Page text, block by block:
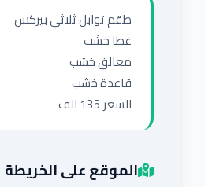
السعر 135 الف
الموقع على الخريطة